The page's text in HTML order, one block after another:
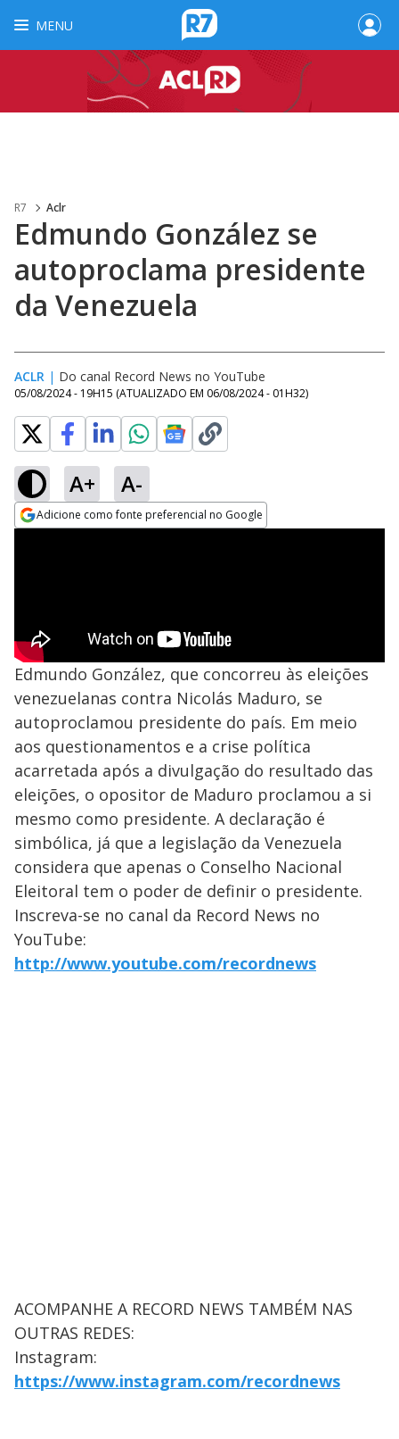
MENU
R7 Aclr
Edmundo González se
autoproclama presidente
da Venezuela
ACLR | Do canal Record News no YouTube
05/08/2024 - 19H15 (ATUALIZADO EM 06/08/2024 - 01H32)
A+ A-
Adicione como fonte preferencial no Google
Edmundo González, que concorreu às eleições
venezuelanas contra Nicolás Maduro, se
autoproclamou presidente do país. Em meio
aos questionamentos e a crise política
acarretada após a divulgação do resultado das
eleições, o opositor de Maduro proclamou a si
mesmo como presidente. A declaração é
simbólica, já que a legislação da Venezuela
considera que apenas o Conselho Nacional
Eleitoral tem o poder de definir o presidente.
Inscreva-se no canal da Record News no
YouTube:
http://www.youtube.com/recordnews
ACOMPANHE A RECORD NEWS TAMBÉM NAS
OUTRAS REDES:
Instagram:
https://www.instagram.com/recordnews